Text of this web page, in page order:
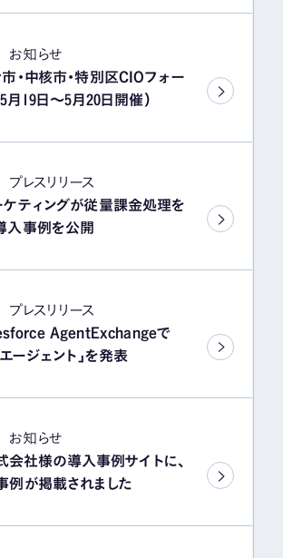
お知らせ
市・中核市・特別区CIOフォー
月19日～5月20日開催）
プレスリリース
ケティングが従量課金処理を
入事例を公開
プレスリリース
AgentExchangeで
ージェント」を発表
お知らせ
社様の導入事例サイトに、
例が掲載されました